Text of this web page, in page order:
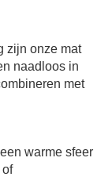
zijn onze mat
naadloos in
met
warme sfeer